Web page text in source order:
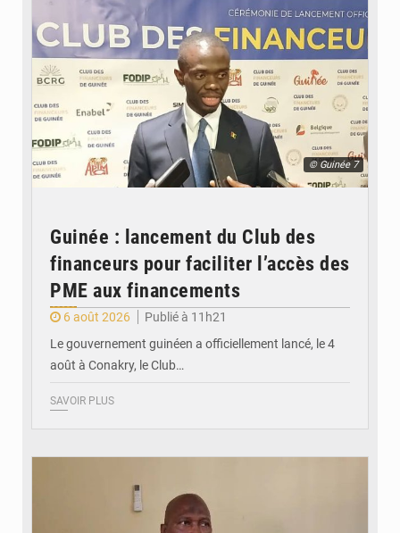
© Guinée 7
Guinée : lancement du Club des
financeurs pour faciliter l’accès des
PME aux financements
6 août 2026
Publié à 11h21
Le gouvernement guinéen a officiellement lancé, le 4
août à Conakry, le Club…
SAVOIR PLUS